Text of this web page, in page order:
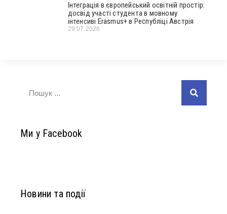
Інтеграція в європейський освітній простір:
досвід участі студента в мовному
інтенсиві Erasmus+ в Республіці Австрія
29.07.2026
Ми у Facebook
Новини та події